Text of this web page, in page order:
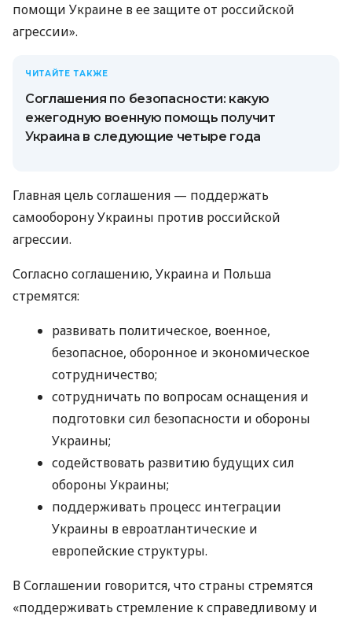
помощи Украине в ее защите от российской
агрессии».
ЧИТАЙТЕ ТАКЖЕ
Соглашения по безопасности: какую
ежегодную военную помощь получит
Украина в следующие четыре года
Главная цель соглашения — поддержать
самооборону Украины против российской
агрессии.
Согласно соглашению, Украина и Польша
стремятся:
развивать политическое, военное,
безопасное, оборонное и экономическое
сотрудничество;
сотрудничать по вопросам оснащения и
подготовки сил безопасности и обороны
Украины;
содействовать развитию будущих сил
обороны Украины;
поддерживать процесс интеграции
Украины в евроатлантические и
европейские структуры.
В Соглашении говорится, что страны стремятся
«поддерживать стремление к справедливому и